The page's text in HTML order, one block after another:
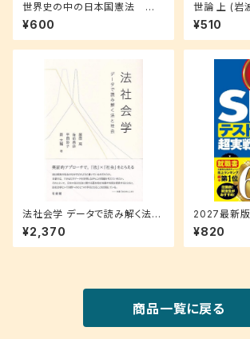
世界史の中の日本国憲法 立
憲主義の史的展開を踏まえて
¥600
世論 上 (岩
¥510
法社会学 データで読み解く法と
社会
¥2,370
2027最新
ストセンタ
¥820
商品一覧に戻る